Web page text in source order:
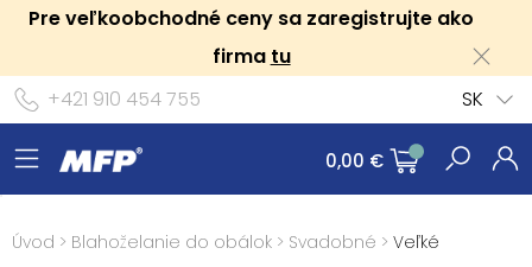
Pre veľkoobchodné ceny sa zaregistrujte ako
firma tu
+421 910 454 755
SK
0,00 €
Úvod > Blahoželanie do obálok > Svadobné > Veľké